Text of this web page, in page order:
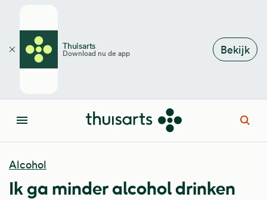
Thuisarts
Download nu de app Bekijk
Sluiten
Menu
Alcohol
Ik ga minder alcohol drinken